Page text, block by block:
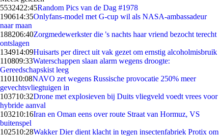
5532422:45Random Pics van de Dag #1978
190614:35Onlyfans-model met G-cup wil als NASA-ambassadeur
naar maan
188206:40Zorgmedewerkster die 's nachts haar vriend bezocht terecht
ontslagen
134914:09Huisarts per direct uit vak gezet om ernstig alcoholmisbruik
110809:33Waterschappen slaan alarm wegens droogte:
Gereedschapskist leeg
110110:08NAVO zet wegens Russische provocatie 250% meer
gevechtsvliegtuigen in
103710:32Drone met explosieven bij Duits vliegveld voedt vrees voor
hybride aanval
103210:16Iran en Oman eens over route Straat van Hormuz, VS
buitenspel
102510:28Wakker Dier dient klacht in tegen insectenfabriek Protix om